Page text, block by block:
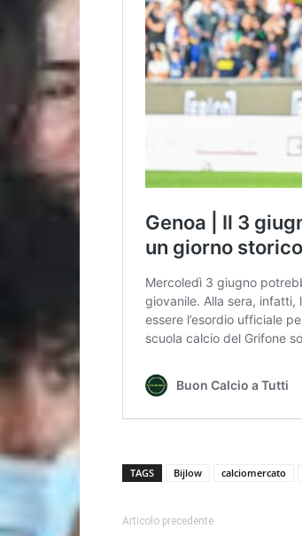
TAGS Bijlow calciomercato
Articolo precedente